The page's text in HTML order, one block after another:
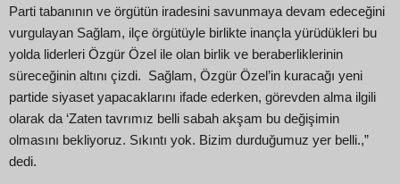
Parti tabanının ve örgütün iradesini savunmaya devam edeceğini
vurgulayan Sağlam, ilçe örgütüyle birlikte inançla yürüdükleri bu
yolda liderleri Özgür Özel ile olan birlik ve beraberliklerinin
süreceğinin altını çizdi. Sağlam, Özgür Özel’in kuracağı yeni
partide siyaset yapacaklarını ifade ederken, görevden alma ilgili
olarak da ‘Zaten tavrımız belli sabah akşam bu değişimin
olmasını bekliyoruz. Sıkıntı yok. Bizim durduğumuz yer belli.,”
dedi.